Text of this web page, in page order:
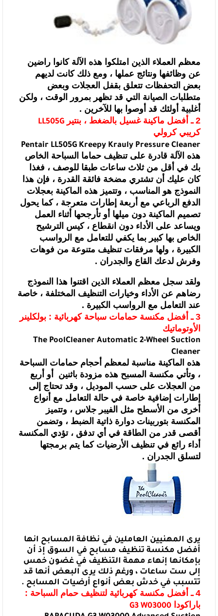
معظم العملاء الذين امتلكوا هذه الآلة كانوا راضين
عن وظائفها ونتائج عملها ، ومع ذلك كانت لديهم
بعض التحفظات تتعلق بقفل العجلات وبعض
متطلبات الصيانة التي قد تظهر بمرور الوقت ، ولكن
أغلبية أولئك قد أوصوا بها للآخرين .
2 ـ أفضل ماكينة غسيل بالضغط ،
بنتير LL505G
كريبي كرولي
Pentair LL505G Kreepy Krauly Pressure Cleaner
هذه الآلة قادرة على تنظيف حماما السباحة الخاص
بك في أقل من ثلاث ساعات طبقا للوصف ، فغذا
كان عليك أن تشتري مضخة فائقة القدرة ، فإن هذا
النموذج هو المناسب ، وتتميز هذه الماكينة بعجلات
الدفع الرباعي مع أربعة إطارات متعرجة ، كما يحول
تصميم الماكينة دون ميلها أو تأرجحها أثناء العمل
ويساعد على الأداء دون انقطاع ، كيس الترشيح
الخاص بها كبير بما يكفي للتعامل مع الرواسب
الكبيرة ، ولها مرفقات تنظيف متنوعة من فوهات
وفرش لدعك القاع والجدران .
ولقد سجل معظم العملاء الذين اقتنوا هذا
النموذج
رضاهم عن الأداء وخيارات التنظيف المختلفة ، خاصة
عند التعامل مع الرواسب الكبيرة .
3 ـ أفضل مكنسة حمامات سباحة كهربائية : بولكلينر
الأوتوماتيك
The PoolCleaner Automatic 2-Wheel Suction
Cleaner
هذه الماكينة مناسبة لمعظم أحجام حمامات السباحة
، وتأتي مكنسة المسبح هذه مزودة باثنين
أو أربع
من العجلات على حسب الموديل ، وقد تحتاج إلى
إطارات إضافية خاصة في حالة التعامل مع أنواع
أخرى من الأسطح مثل الفيبر جلاس ، وتتميز
المكنسة بتوربينات دوارة ذاتية الضبط ، وتضمن
أقصى قدر من الطاقة في أي تدفق ، تؤدي المكنسة
أداء رائع في تنظيف الأرضيات كما يتم برمجتها
لتسلق الجدران .
يرى المهنيين العاملين في نظافة المسابح انها
أفضل مكنسة تنظيف مسابح في السوق إذ أن
بإمكانها إنهاء مهمة التنظيف في غضون خمس
إلى ست ساعات ، ورغم ذلك يرى البعض أنها قد
تتسبب في خدش بعض أنواع أرضيات المسابح .
4 ـ أفضل مكنسة كهربائية لتنظيف حمام السباحة
:
باراكودا G3 W03000